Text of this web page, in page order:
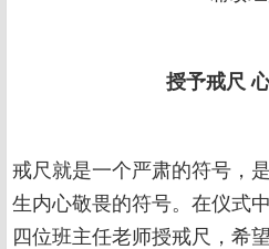
授予戒尺
戒尺就是一个严肃的符号，
生内心敬畏的符号。在仪式
四位班主任老师授戒尺，希